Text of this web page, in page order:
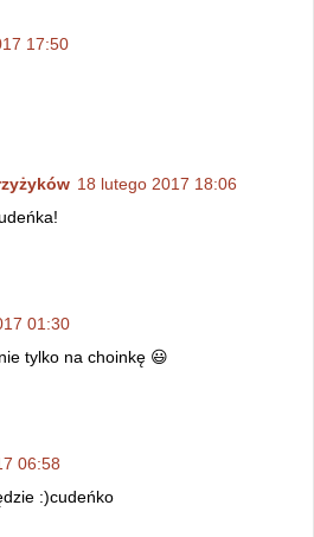
17:50
18 lutego 2017 18:06
01:30
tylko na choinkę 😃
06:58
:)cudeńko